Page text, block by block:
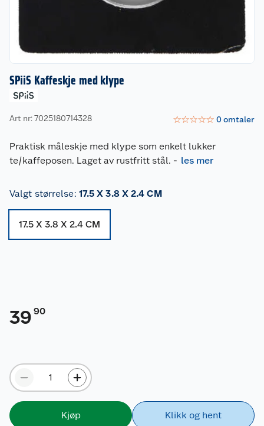
SPiiS Kaffeskje med klype
Art nr: 7025180714328 ☆☆☆☆☆ 0omtaler
Praktisk måleskje med klype som enkelt lukker
te/kaffeposen. Laget av rustfritt stål. - les mer
Valgt størrelse: 17.5 X 3.8 X 2.4 CM
17.5 X 3.8 X 2.4 CM
39 90
Kjøp Klikk og hent